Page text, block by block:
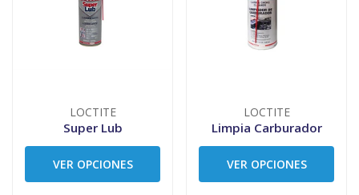
LOCTITE
Super Lub
VER OPCIONES
LOCTITE
Limpia Carburador
VER OPCIONES